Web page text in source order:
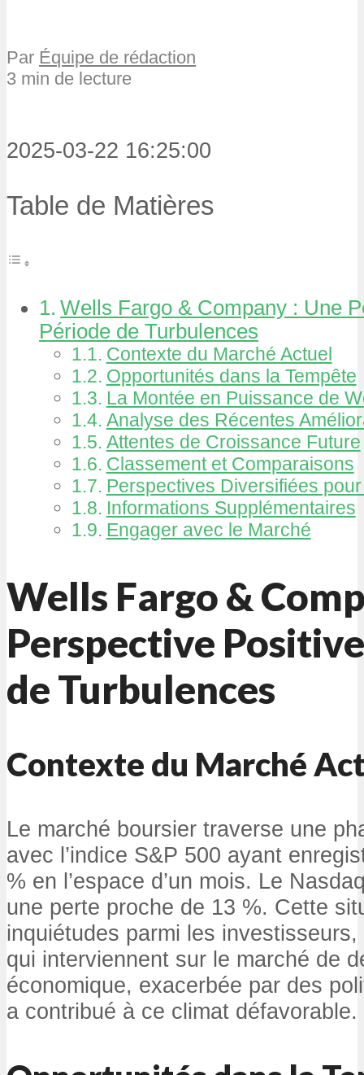
Par Équipe de rédaction
3 min de lecture
2025-03-22 16:25:00
Table de Matières
Wells Fargo & Company : Une
Période de Turbulences
Contexte du Marché Actuel
Opportunités dans la Tempête
La Montée en Puissance de
Analyse des Récentes
Attentes de Croissance Future
Classement et Comparaisons
Perspectives Diversifiées pour
Informations Supplémentaires
Engager avec le Marché
Wells Fargo &
Perspective
de Turbulences
Contexte du Marché
Le marché boursier traverse une
avec l’indice S&P 500 ayant
% en l’espace d’un mois. Le
une perte proche de 13 %. Cette
inquiétudes parmi les
qui interviennent sur le marché de
économique, exacerbée par des
a contribué à ce climat défavorable.